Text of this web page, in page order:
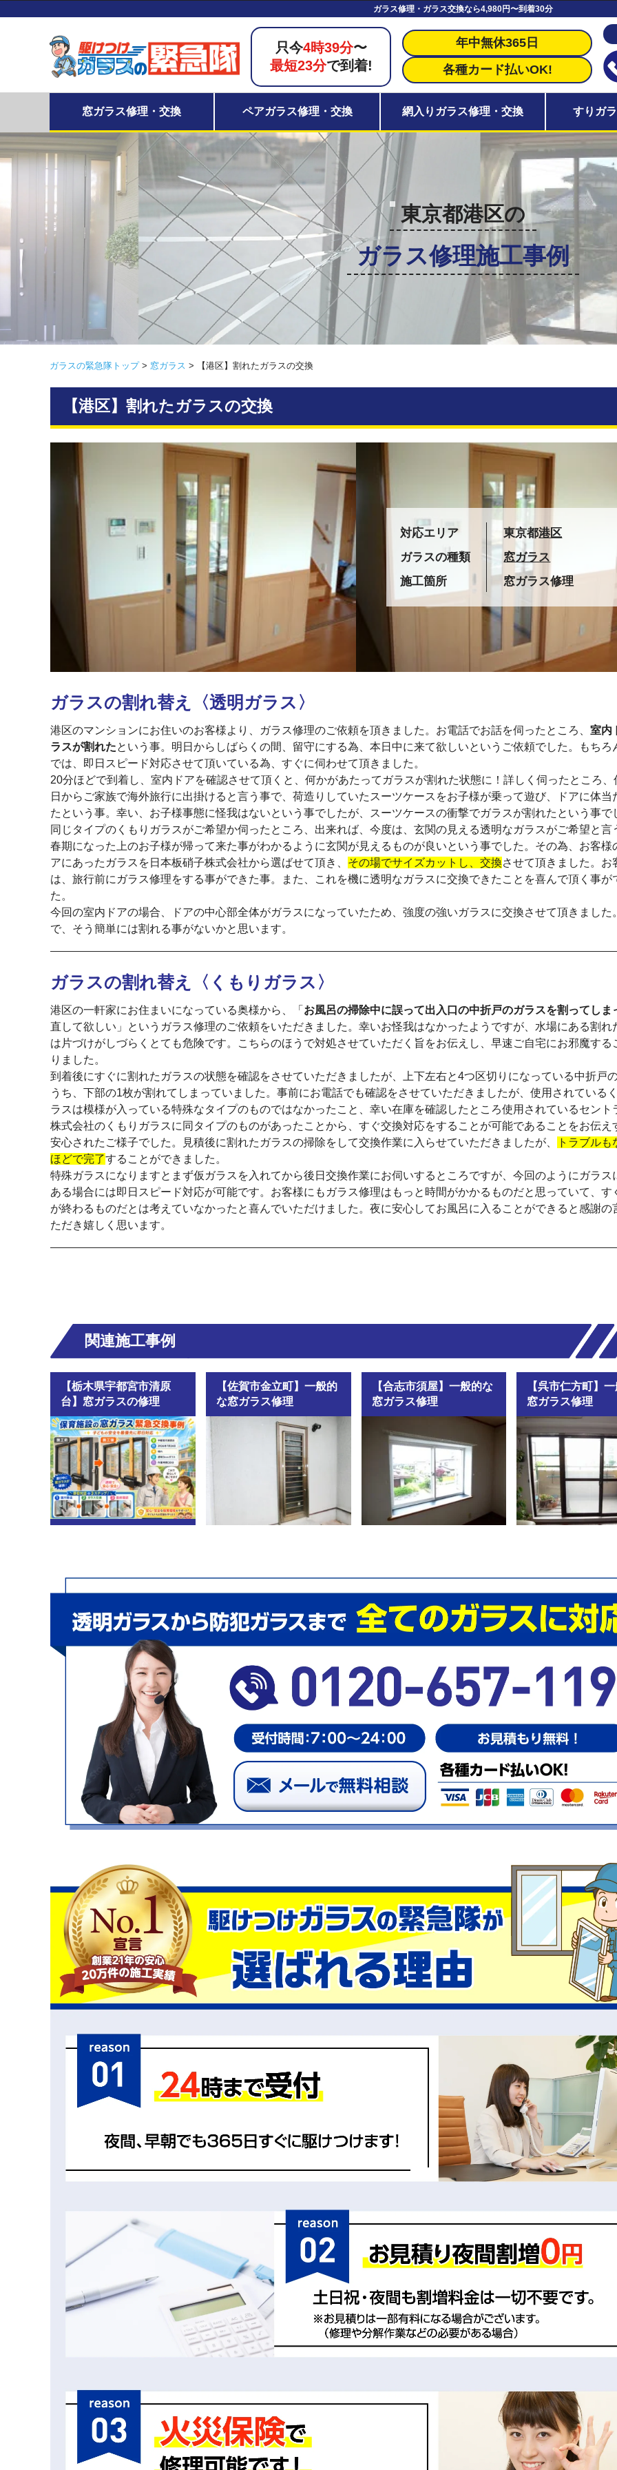
ガラス修理・ガラス交換なら4,980円〜到着30分
只今4時39分〜
最短23分で到着!
年中無休365日
各種カード払いOK!
窓ガラス修理・交換 ペアガラス修理・交換 網入りガラス修理・交換 すりガ
東京都港区の
ガラス修理施工事例
ガラスの緊急隊トップ> 窓ガラス > 【港区】割れたガラスの交換
【港区】割れたガラスの交換
対応エリア 東京都港区
ガラスの種類
窓ガラス
施工箇所
窓ガラス修理
ガラスの割れ替え〈透明ガラス〉
港区のマンションにお住いのお客様より、ガラス修理のご依頼を頂きました。お電話でお話を伺ったところ、 室内
ラスが割れたという事。明日からしばらくの間、留守にする為、本日中に来て欲しいというご依頼でした。もちろ
では、即日スピード対応させて頂いている為、すぐに伺わせて頂きました。
20分ほどで到着し、室内ドアを確認させて頂くと、何かがあたってガラスが割れた状態に！詳しく伺ったところ、
日からご家族で海外旅行に出掛けると言う事で、荷造りしていたスーツケースをお子様が乗って遊び、ドアに体当
たという事。幸い、お子様事態に怪我はないという事でしたが、スーツケースの衝撃でガラスが割れたという事で
同じタイプのくもりガラスがご希望か伺ったところ、出来れば、今度は、玄関の見える透明なガラスがご希望と言
春期になった上のお子様が帰って来た事がわかるように玄関が見えるものが良いという事でした。その為、お客様
アにあったガラスを日本板硝子株式会社から選ばせて頂き、 その場でサイズカットし、交換させて頂きました。お
は、旅行前にガラス修理をする事ができた事。また、これを機に透明なガラスに交換できたことを喜んで頂く事が
た。
今回の室内ドアの場合、ドアの中心部全体がガラスになっていたため、強度の強いガラスに交換させて頂きました
で、そう簡単には割れる事がないかと思います。
ガラスの割れ替え〈くもりガラス〉
港区の一軒家にお住まいになっている奥様から、「 お風呂の掃除中に誤って出入口の中折戸のガラスを割ってしま
直して欲しい」というガラス修理のご依頼をいただきました。幸いお怪我はなかったようですが、水場にある割れ
は片づけがしづらくとても危険です。こちらのほうで対処させていただく旨をお伝えし、早速ご自宅にお邪魔する
りました。
到着後にすぐに割れたガラスの状態を確認をさせていただきましたが、上下左右と4つ区切りになっている中折戸
うち、下部の1枚が割れてしまっていました。事前にお電話でも確認をさせていただきましたが、使用されている
ラスは模様が入っている特殊なタイプのものではなかったこと、幸い在庫を確認したところ使用されているセント
株式会社のくもりガラスに同タイプのものがあったことから、すぐ交換対応をすることが可能であることをお伝え
安心されたご様子でした。見積後に割れたガラスの掃除をして交換作業に入らせていただきましたが、
トラブルも
ほどで完了することができました。
特殊ガラスになりますとまず仮ガラスを入れてから後日交換作業にお伺いするところですが、今回のようにガラス
ある場合には即日スピード対応が可能です。お客様にもガラス修理はもっと時間がかかるものだと思っていて、す
が終わるものだとは考えていなかったと喜んでいただけました。夜に安心してお風呂に入ることができると感謝の
ただき嬉しく思います。
関連施工事例
【栃木県宇都宮市清原
台】窓ガラスの修理
【佐賀市金立町】一般的
な窓ガラス修理
【合志市須屋】一般的な
窓ガラス修理
【呉市仁方町】
窓ガラス修理